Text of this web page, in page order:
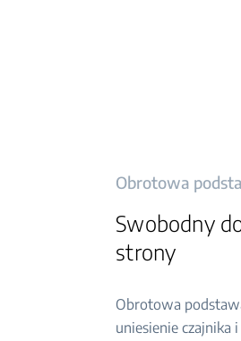
Obrotowa
Swobodny
strony
Obrotowa
uniesienie czajnika